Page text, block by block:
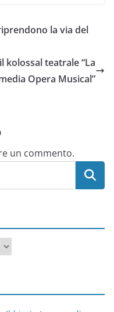
la via del
kolossal teatrale “La
Opera Musical”
un commento.